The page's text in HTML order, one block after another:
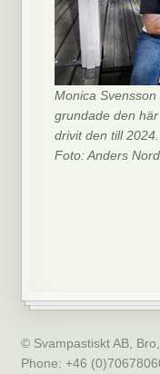
Monica
grundade den
drivit den till 2024.
Foto: Anders
© Svampastiskt AB,
Phone: +46